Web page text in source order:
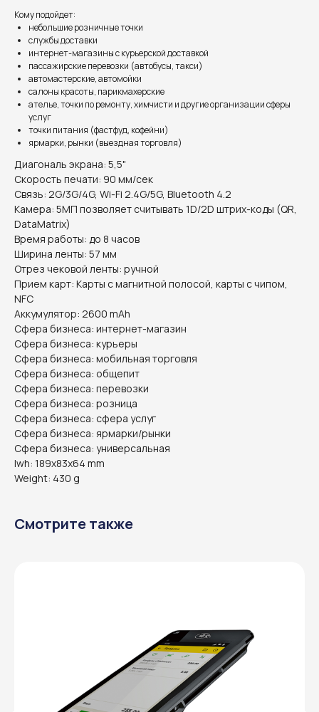
Кому подойдет:
небольшие розничные точки
службы доставки
интернет-магазины с курьерской доставкой
пассажирские перевозки (автобусы, такси)
автомастерские, автомойки
салоны красоты, парикмахерские
ателье, точки по ремонту, химчисти и другие организации сферы
услуг
точки питания (фастфуд, кофейни)
ярмарки, рынки (выездная торговля)
Диагональ экрана: 5,5"
Скорость печати: 90 мм/сек
Связь: 2G/3G/4G, Wi-Fi 2.4G/5G, Bluetooth 4.2
Камера: 5МП позволяет считывать 1D/2D штрих-коды (QR,
DataMatrix)
Время работы: до 8 часов
Ширина ленты: 57 мм
Отрез чековой ленты: ручной
Прием карт: Карты с магнитной полосой, карты с чипом,
NFC
Аккумулятор: 2600 mAh
Сфера бизнеса: интернет-магазин
Сфера бизнеса: курьеры
Сфера бизнеса: мобильная торговля
Сфера бизнеса: общепит
Сфера бизнеса: перевозки
Сфера бизнеса: розница
Сфера бизнеса: сфера услуг
Сфера бизнеса: ярмарки/рынки
Сфера бизнеса: универсальная
lwh: 189x83x64 mm
Weight: 430 g
Смотрите также